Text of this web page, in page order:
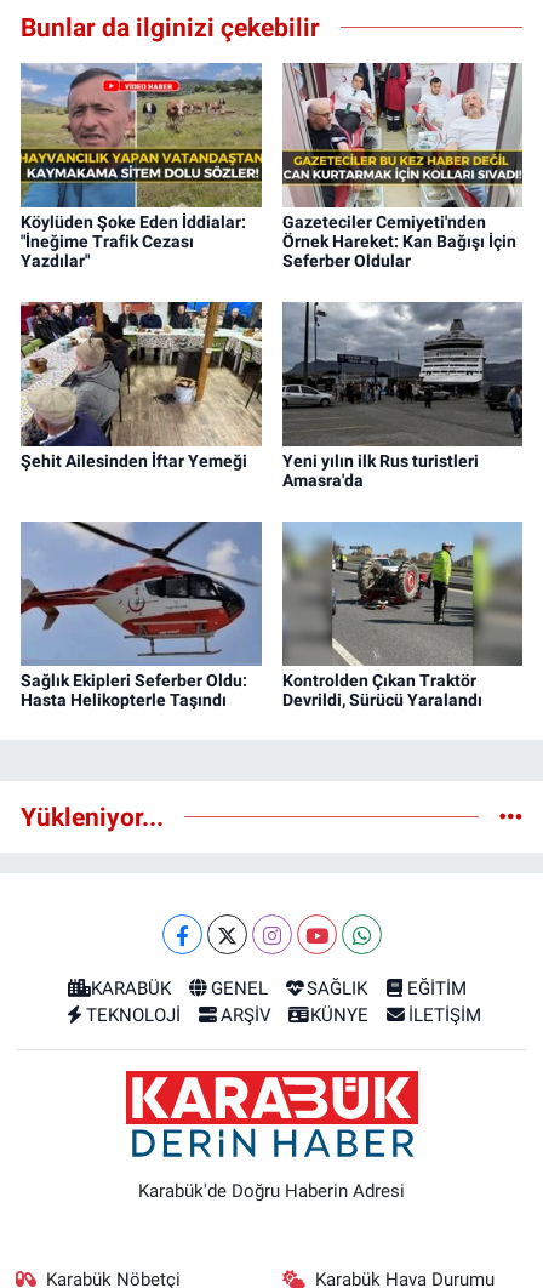
Bunlar da ilginizi çekebilir
Köylüden Şoke Eden İddialar:
"İneğime Trafik Cezası
Yazdılar"
Gazeteciler Cemiyeti'nden
Örnek Hareket: Kan Bağışı İçin
Seferber Oldular
Şehit Ailesinden İftar Yemeği
Yeni yılın ilk Rus turistleri
Amasra'da
Sağlık Ekipleri Seferber Oldu:
Hasta Helikopterle Taşındı
Kontrolden Çıkan Traktör
Devrildi, Sürücü Yaralandı
Yükleniyor...
KARABÜK GENEL SAĞLIK
EĞİTİM
TEKNOLOJİ
ARŞİV KÜNYE İLETİŞİM
Karabük'de Doğru Haberin Adresi
Karabük Nöbetçi Karabük Hava Durumu